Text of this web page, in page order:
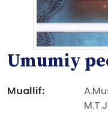
Umumiy
Muallif: